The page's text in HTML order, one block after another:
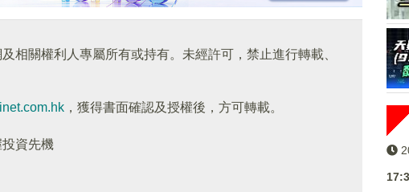
相關權利人專屬所有或持有。未經許可，禁止進行轉載、
，獲得書面確認及授權後，方可轉載。
資先機